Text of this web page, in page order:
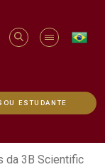
ESTUDANTE
da 3B
da 3B Scientific